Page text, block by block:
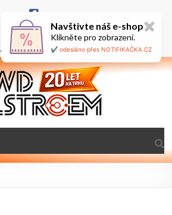
+420 777 687 800
ewd@ewdel.cz
🇬🇧
Navštivte náš e-shop✖
Klikněte pro zobrazení.
✔️ odesláno přes NOTIFIKAČKA.CZ